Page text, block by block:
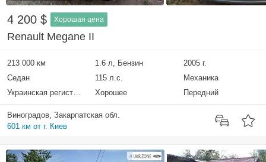
4 200 $ Хорошая цена
Renault Megane II
213 000 км 1.6 л, Бензин
2005 г.
Седан
115 л.с.
Механика
Украинская регистрация
Хорошее Передний
Виноградов, Закарпатская обл.
601 км от г. Киев